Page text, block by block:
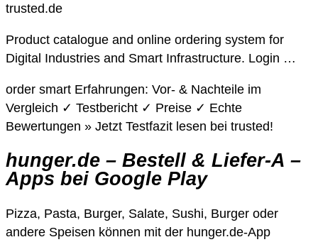
trusted.de
Product catalogue and online ordering system for
Digital Industries and Smart Infrastructure. Login …
order smart Erfahrungen: Vor- & Nachteile im
Vergleich ✓ Testbericht ✓ Preise ✓ Echte
Bewertungen » Jetzt Testfazit lesen bei trusted!
hunger.de – Bestell & Liefer-A –
Apps bei Google Play
Pizza, Pasta, Burger, Salate, Sushi, Burger oder
andere Speisen können mit der hunger.de-App